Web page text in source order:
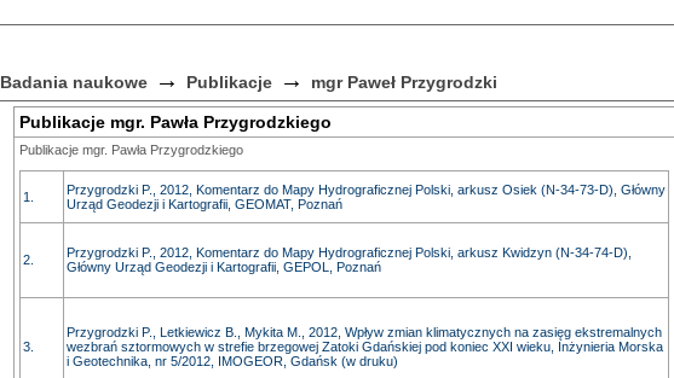
Badania naukowe → Publikacje → mgr Paweł Przygrodzki
Publikacje mgr. Pawła Przygrodzkiego
Publikacje mgr. Pawła Przygrodzkiego
1.
Przygrodzki P., 2012, Komentarz do Mapy Hydrograficznej Polski, arkusz Osiek (N-34-73-D), Główny
Urząd Geodezji i Kartografii, GEOMAT, Poznań
2.
Przygrodzki P., 2012, Komentarz do Mapy Hydrograficznej Polski, arkusz Kwidzyn (N-34-74-D),
Główny Urząd Geodezji i Kartografii, GEPOL, Poznań
3.
Przygrodzki P., Letkiewicz B., Mykita M., 2012, Wpływ zmian klimatycznych na zasięg ekstremalnych
wezbrań sztormowych w strefie brzegowej Zatoki Gdańskiej pod koniec XXI wieku, Inżynieria Morska
i Geotechnika, nr 5/2012, IMOGEOR, Gdańsk (w druku)